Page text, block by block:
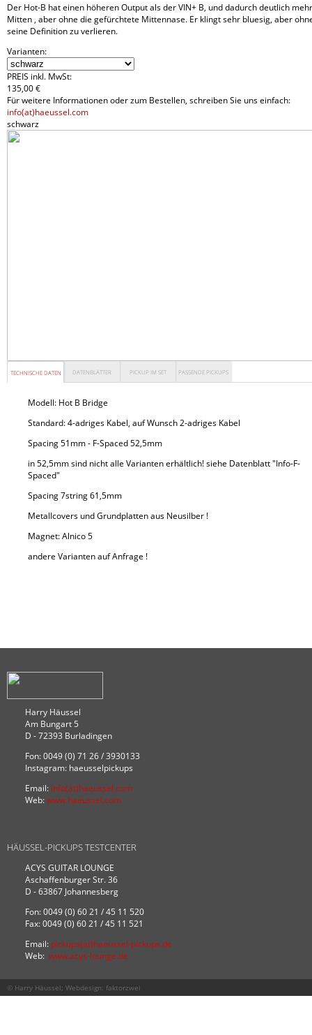
Der Hot-B hat einen höheren Output als der VIN+ B, und dadurch deutlich mehr
Mitten , aber ohne die gefürchtete Mittennase. Er klingt sehr bluesig, aber
seine Definition zu verlieren.
Varianten:
PREIS inkl. MwSt:
135,00 €
Für weitere Informationen oder zum Bestellen, schreiben Sie uns einfach:
info(at)haeussel.com
schwarz
TECHNISCHE DATEN DATENBLÄTTER PICKUP IM SET PASSENDE PICKUPS
Modell: Hot B Bridge
Standard: 4-adriges Kabel, auf Wunsch 2-adriges Kabel
Spacing 51mm - F-Spaced 52,5mm
in 52,5mm sind nicht alle Varianten erhältlich! siehe Datenblatt "Info-F-
Spaced"
Spacing 7string 61,5mm
Metallcovers und Grundplatten aus Neusilber !
Magnet: Alnico 5
andere Varianten auf Anfrage !
Hot N Neck
Preis:135,00 €
Preis:135
Harry Häussel
Am Bungart 5
D - 72393 Burladingen
Fon: 0049 (0) 71 26 / 3930133
Instagram: haeusselpickups
Email: info(at)haeussel.com
Web:www.haeussel.com
HÄUSSEL-PICKUPS TESTCENTER
ACYS GUITAR LOUNGE
Aschaffenburger Str. 36
D - 63867 Johannesberg
Fon: 0049 (0) 60 21 / 45 11 520
Fax: 0049 (0) 60 21 / 45 11 521
Email: pickups(at)haeussel-pickups.de
Web: www.acys-lounge.de
© Harry Häussel; Webdesign: faktorzwei